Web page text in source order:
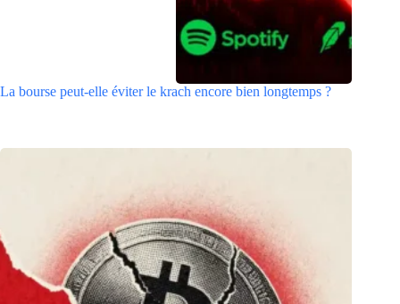
La bourse peut-elle éviter le krach encore bien longtemps ?